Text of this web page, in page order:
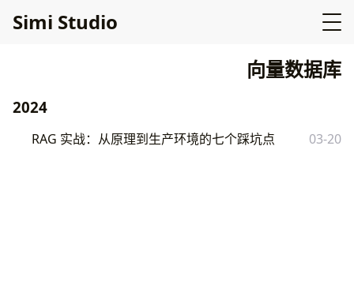
Simi Studio
向量数据库
2024
RAG 实战：从原理到生产环境的七个踩坑点 03-20